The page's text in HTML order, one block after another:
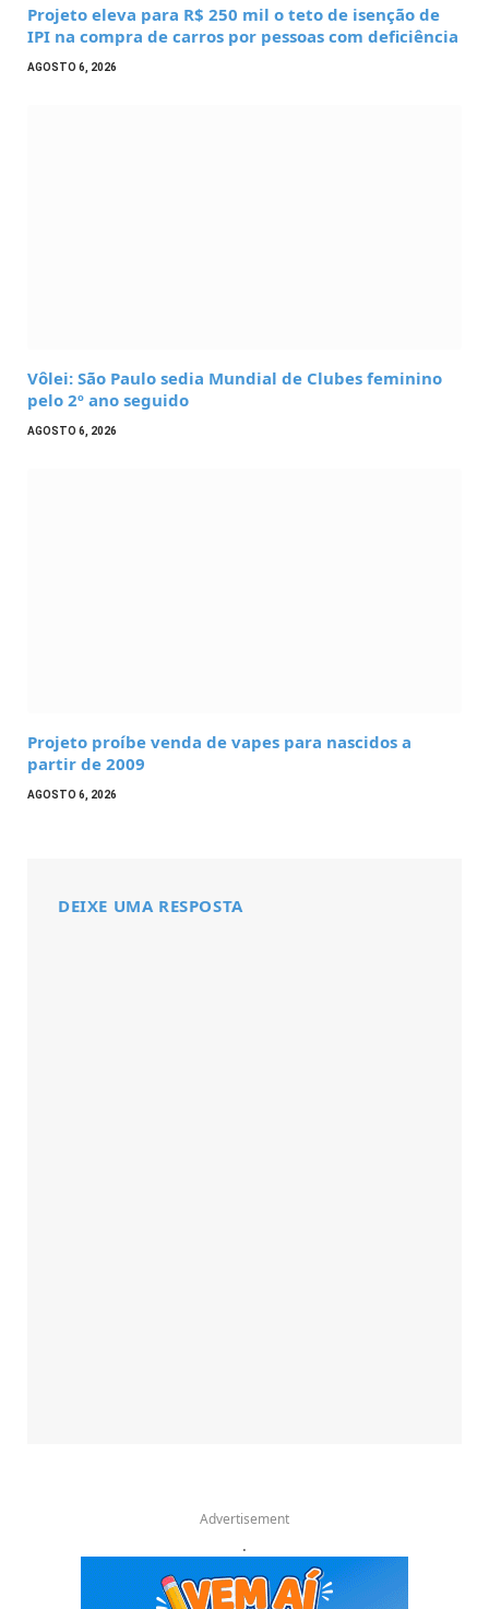
Projeto eleva para R$ 250 mil o teto de isenção de
IPI na compra de carros por pessoas com deficiência
AGOSTO 6, 2026
Vôlei: São Paulo sedia Mundial de Clubes feminino
pelo 2º ano seguido
AGOSTO 6, 2026
Projeto proíbe venda de vapes para nascidos a
partir de 2009
AGOSTO 6, 2026
DEIXE UMA RESPOSTA
Advertisement
.